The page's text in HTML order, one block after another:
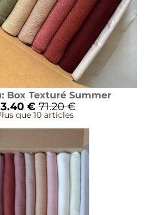
Box Texturé Summer
€ 71.20 €
que 10 articles